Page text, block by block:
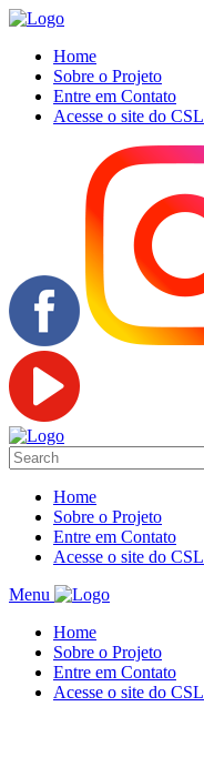
Home
Sobre o Projeto
Entre em Contato
Acesse o site do CSL
Home
Sobre o Projeto
Entre em Contato
Acesse o site do CSL
Menu
Home
Sobre o Projeto
Entre em Contato
Acesse o site do CSL